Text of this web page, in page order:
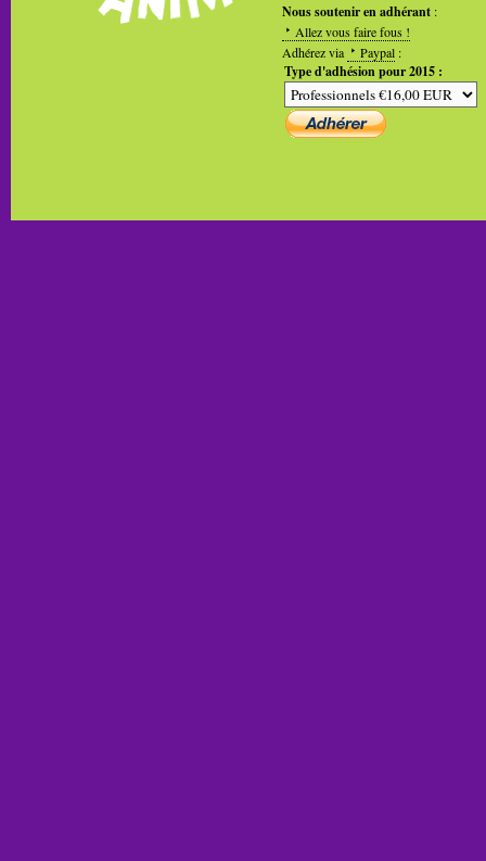
Nous soutenir en adhérant :
Allez vous faire fous !
Adhérez via
Paypal :
Type d'adhésion pour 2015 :